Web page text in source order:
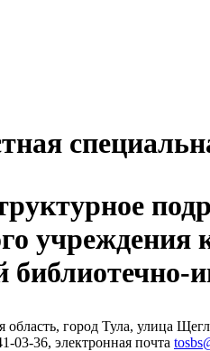
область, город Тула, улица
03-36, электронная почта